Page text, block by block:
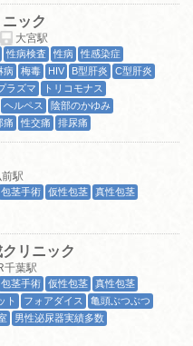
ック
大宮駅
性病検査 性病
性感染症
病 梅毒 HIV B型肝炎
C型肝炎
ラズマ
トリコモナス
ヘルペス
陰部のかゆみ
痛 性交痛 排尿痛
駅
包茎手術 仮性包茎 真性包茎
リニック
千葉駅
包茎手術 仮性包茎
真性包茎
ト フォアダイス
亀頭ぶつぶつ
男性泌尿器実績多数